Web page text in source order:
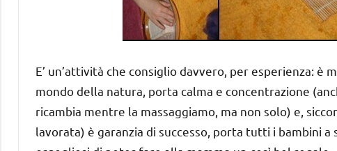
E’ un’attività che consiglio davvero, per esperienza: è
mondo della natura, porta calma e concentrazione
ricambia mentre la massaggiamo, ma non solo) e,
lavorata) è garanzia di successo, porta tutti i bambini